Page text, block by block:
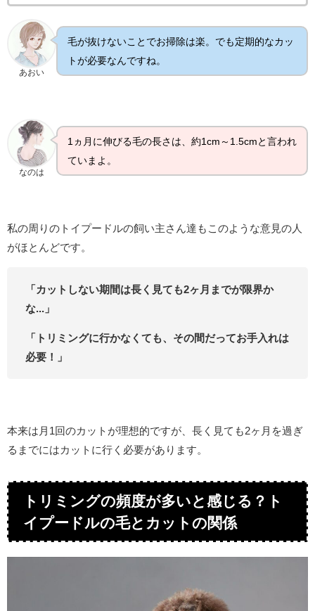
あおい
毛が抜けないことでお掃除は楽。でも定期的なカッ
トが必要なんですね。
なのは
1ヵ月に伸びる毛の長さは、約1cm～1.5cmと言われ
ていまよ。
私の周りのトイプードルの飼い主さん達もこのような意見の人
がほとんどです。
「カットしない期間は長く見ても2ヶ月までが限界か
な...」
「トリミングに行かなくても、その間だってお手入れは
必要！」
本来は月1回のカットが理想的ですが、長く見ても 2ヶ月を過ぎ
るまでにはカットに行く必要があります。
トリミングの頻度が多いと感じる？ト
イプードルの毛とカットの関係